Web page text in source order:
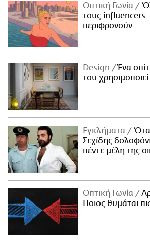
Οπτική Γωνία
τους influencers.
περιφρονούν.
Design
Ένα
του
Εγκλήματα
Σεχίδης
πέντε μέλη της
Οπτική Γωνία
Ποιος θυμάται